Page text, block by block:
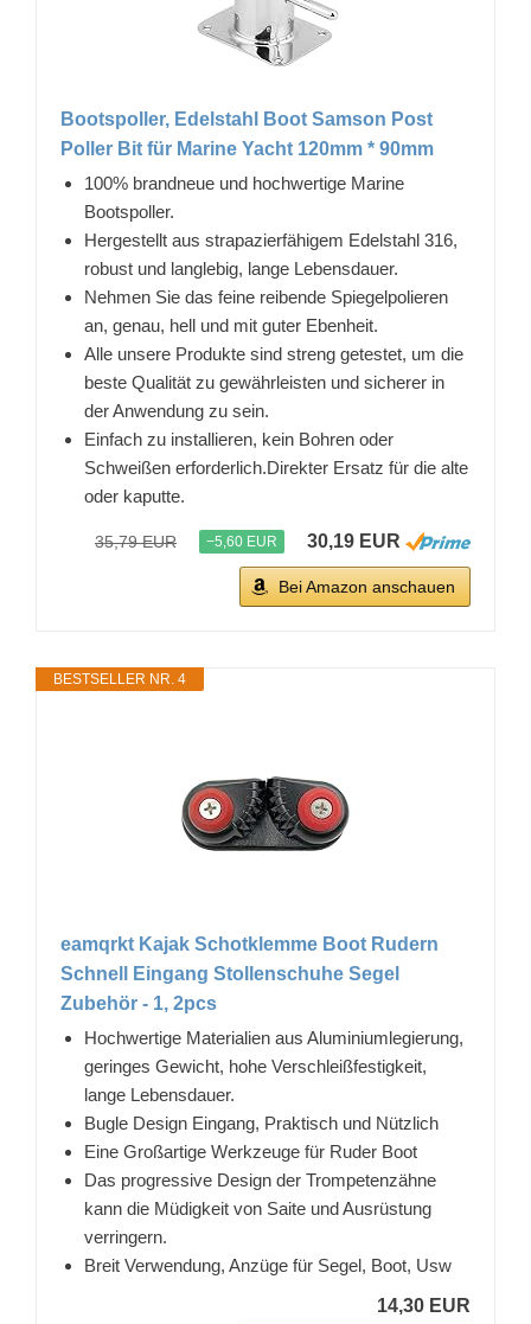
Bootspoller, Edelstahl Boot Samson Post
Poller Bit für Marine Yacht 120mm * 90mm
100% brandneue und hochwertige Marine
Bootspoller.
Hergestellt aus strapazierfähigem Edelstahl 316,
robust und langlebig, lange Lebensdauer.
Nehmen Sie das feine reibende Spiegelpolieren
an, genau, hell und mit guter Ebenheit.
Alle unsere Produkte sind streng getestet, um die
beste Qualität zu gewährleisten und sicherer in
der Anwendung zu sein.
Einfach zu installieren, kein Bohren oder
Schweißen erforderlich.Direkter Ersatz für die alte
oder kaputte.
35,79 EUR −5,60 EUR 30,19 EUR
Bei Amazon anschauen
BESTSELLER NR. 4
eamqrkt Kajak Schotklemme Boot Rudern
Schnell Eingang Stollenschuhe Segel
Zubehör - 1, 2pcs
Hochwertige Materialien aus Aluminiumlegierung,
geringes Gewicht, hohe Verschleißfestigkeit,
lange Lebensdauer.
Bugle Design Eingang, Praktisch und Nützlich
Eine Großartige Werkzeuge für Ruder Boot
Das progressive Design der Trompetenzähne
kann die Müdigkeit von Saite und Ausrüstung
verringern.
Breit Verwendung, Anzüge für Segel, Boot, Usw
14,30 EUR